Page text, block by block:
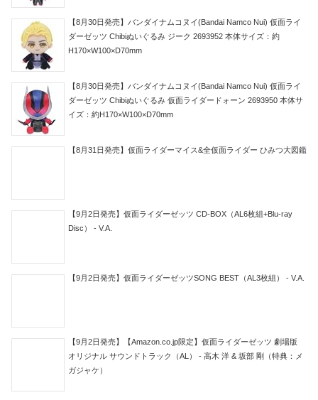
【8月30日発売】バンダイナムコヌイ(Bandai Namco Nui) 仮面ライ
ダーゼッツ Chibiぬいぐるみ ジーク 2693952 本体サイズ：約
H170×W100×D70mm
【8月30日発売】バンダイナムコヌイ(Bandai Namco Nui) 仮面ライ
ダーゼッツ Chibiぬいぐるみ 仮面ライダードォーン 2693950 本体サ
イズ：約H170×W100×D70mm
【8月31日発売】仮面ライダーマイス&全仮面ライダー ひみつ大図鑑
【9月2日発売】仮面ライダーゼッツ CD-BOX（AL6枚組+Blu-ray
Disc） - V.A.
【9月2日発売】仮面ライダーゼッツSONG BEST（AL3枚組） - V.A.
【9月2日発売】【Amazon.co.jp限定】仮面ライダーゼッツ 劇場版
オリジナル サウンドトラック（AL） - 高木 洋 & 坂部 剛（特典：メ
ガジャケ）